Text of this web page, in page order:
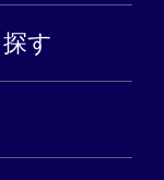
す